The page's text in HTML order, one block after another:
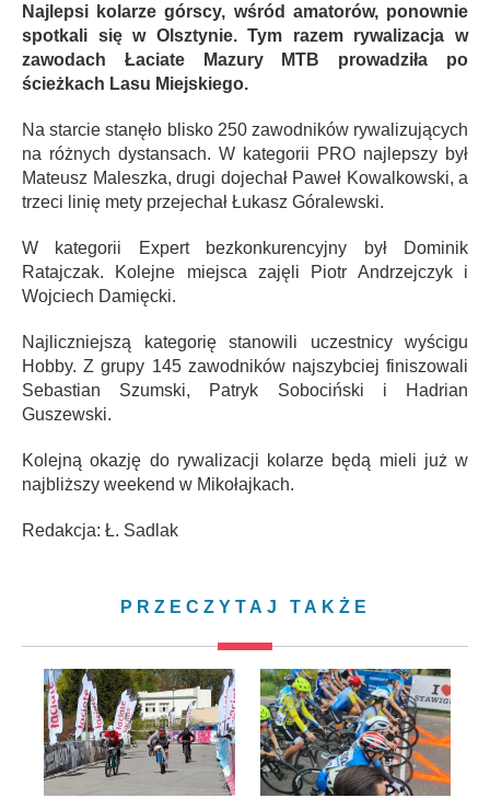
Najlepsi kolarze górscy, wśród amatorów, ponownie
spotkali się w Olsztynie. Tym razem rywalizacja w
zawodach Łaciate Mazury MTB prowadziła po
ścieżkach Lasu Miejskiego.
Na starcie stanęło blisko 250 zawodników rywalizujących
na różnych dystansach. W kategorii PRO najlepszy był
Mateusz Maleszka, drugi dojechał Paweł Kowalkowski, a
trzeci linię mety przejechał Łukasz Góralewski.
W kategorii Expert bezkonkurencyjny był Dominik
Ratajczak. Kolejne miejsca zajęli Piotr Andrzejczyk i
Wojciech Damięcki.
Najliczniejszą kategorię stanowili uczestnicy wyścigu
Hobby. Z grupy 145 zawodników najszybciej finiszowali
Sebastian Szumski, Patryk Sobociński i Hadrian
Guszewski.
Kolejną okazję do rywalizacji kolarze będą mieli już w
najbliższy weekend w Mikołajkach.
Redakcja: Ł. Sadlak
PRZECZYTAJ TAKŻE